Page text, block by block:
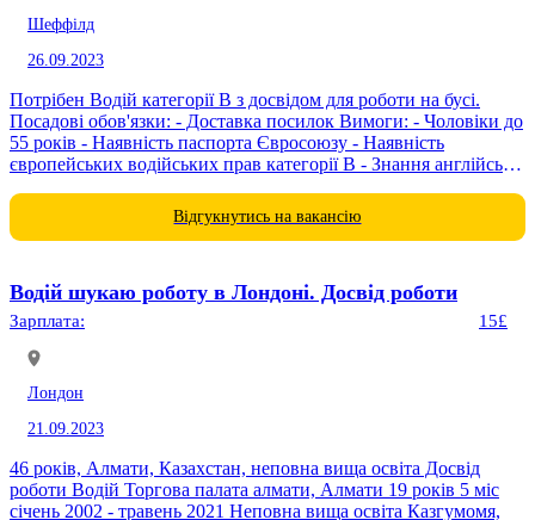
Шеффілд
26.09.2023
Потрібен Водій категорії В з досвідом для роботи на бусі.
Посадові обов'язки: - Доставка посилок Вимоги: - Чоловіки до
55 років - Наявність паспорта Євросоюзу - Наявність
європейських водійських прав категорії В - Знання англійської
Відгукнутись на вакансію
Водій шукаю роботу в Лондоні. Досвід роботи
Зарплата: 15£
Лондон
21.09.2023
46 років, Алмати, Казахстан, неповна вища освіта Досвід
роботи Водій Торгова палата алмати, Алмати 19 років 5 міс
січень 2002 - травень 2021 Неповна вища освіта Казгумомя,